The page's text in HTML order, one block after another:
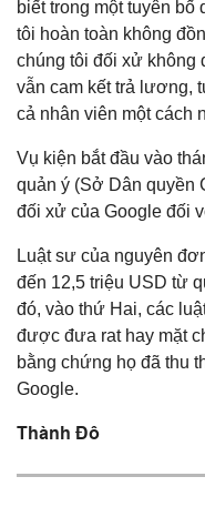
biết trong một tuyên bố
tôi hoàn toàn không
chúng tôi đối xử không
vẫn cam kết trả lương,
cả nhân viên một cách
Vụ kiện bắt đầu vào
quản ý (Sở Dân quyền
đối xử của Google đối
Luật sư của nguyên
đến 12,5 triệu USD từ
đó, vào thứ Hai, các
được đưa rat hay mặt
bằng chứng họ đã thu
Google.
Thành Đô